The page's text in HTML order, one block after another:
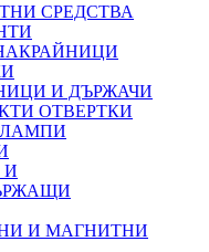
СРЕДСТВА
И ДЪРЖАЧИ
ОТВЕРТКИ
И
И МАГНИТНИ